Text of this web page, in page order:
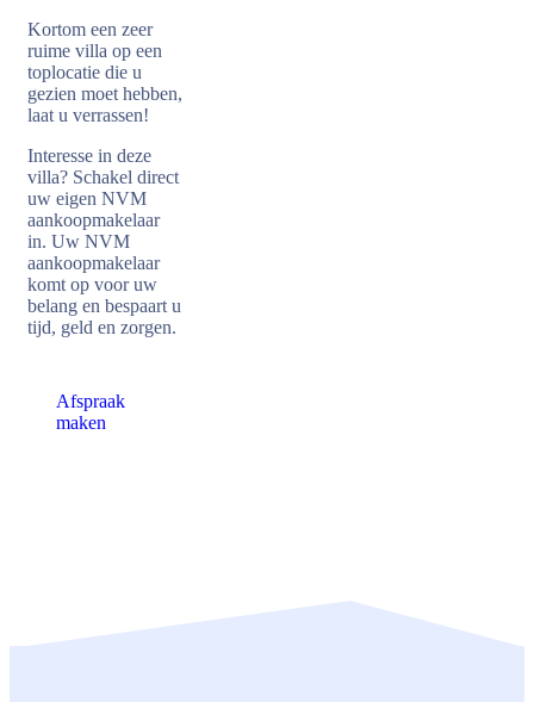
Kortom een zeer
ruime villa op een
toplocatie die u
gezien moet hebben,
laat u verrassen!
Interesse in deze
villa? Schakel direct
uw eigen NVM
aankoopmakelaar
in. Uw NVM
aankoopmakelaar
komt op voor uw
belang en bespaart u
tijd, geld en zorgen.
Afspraak
maken